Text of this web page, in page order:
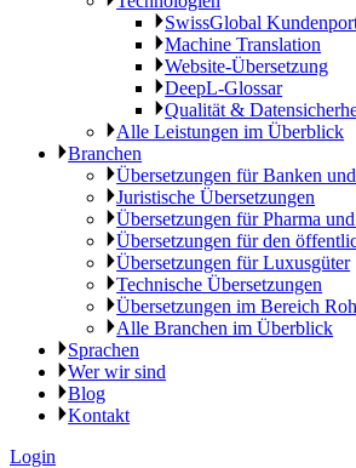
SwissGlobal
Machine Translation
Website-Übersetzung
DeepL-Glossar
Qualität &
Alle Leistungen im Überblick
Branchen
Übersetzungen für Banken
Juristische Übersetzungen
Übersetzungen für Pharma
Übersetzungen für den
Übersetzungen für Luxusgüter
Technische Übersetzungen
Übersetzungen im Bereich
Alle Branchen im Überblick
Sprachen
Wer wir sind
Blog
Kontakt
Login